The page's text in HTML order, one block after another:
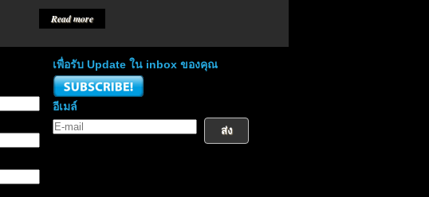
Read more
เพื่อรับ Update ใน inbox ของคุณ
อีเมล์
ส่ง